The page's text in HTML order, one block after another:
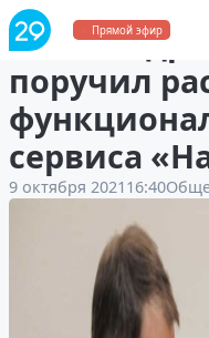
Прямой эфир
Александр
поручил
сервиса
9 октября 2021 16:40